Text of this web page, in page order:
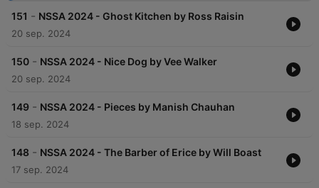
151 - NSSA 2024 - Ghost Kitchen by Ross Raisin
20 sep. 2024
150 - NSSA 2024 - Nice Dog by Vee Walker
20 sep. 2024
149 - NSSA 2024 - Pieces by Manish Chauhan
18 sep. 2024
148 - NSSA 2024 - The Barber of Erice by Will Boast
17 sep. 2024